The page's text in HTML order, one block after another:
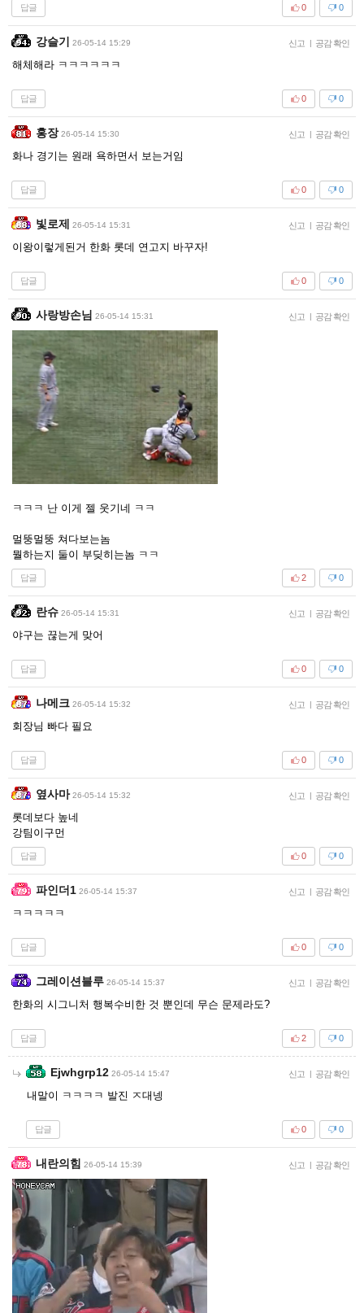
답글 0
0
강슬기 26-05-14 15:29 신고 | 공감 확인
해체해라 ㅋㅋㅋㅋㅋㅋ
답글 0
0
홍장 26-05-14 15:30 신고 | 공감 확인
화나 경기는 원래 욕하면서 보는거임
답글 0
0
빛로제 26-05-14 15:31 신고 | 공감 확인
이왕이렇게된거 한화 롯데 연고지 바꾸자!
답글 0
0
사랑방손님 26-05-14 15:31 신고 | 공감 확인
ㅋㅋㅋ 난 이게 젤 웃기네 ㅋㅋ
멀뚱멀뚱 쳐다보는놈
뭘하는지 둘이 부딪히는놈 ㅋㅋ
답글 0
2
란슈 26-05-14 15:31 신고 | 공감 확인
야구는 끊는게 맞어
답글 0
0
나메크 26-05-14 15:32 신고 | 공감 확인
회장님 빠다 필요
답글 0
0
옆사마 26-05-14 15:32 신고 | 공감 확인
롯데보다 높네
강팀이구먼
답글 0
0
파인더1 26-05-14 15:37 신고 | 공감 확인
ㅋㅋㅋㅋㅋ
답글 0
0
그레이션블루 26-05-14 15:37 신고 | 공감 확인
한화의 시그니처 행복수비한 것 뿐인데 무슨 문제라도?
답글 0
2
Ejwhgrp12 26-05-14 15:47 신고 | 공감 확인
내말이 ㅋㅋㅋㅋ 발진 ㅈ대넹
답글 0
0
내란의힘 26-05-14 15:39 신고 | 공감 확인